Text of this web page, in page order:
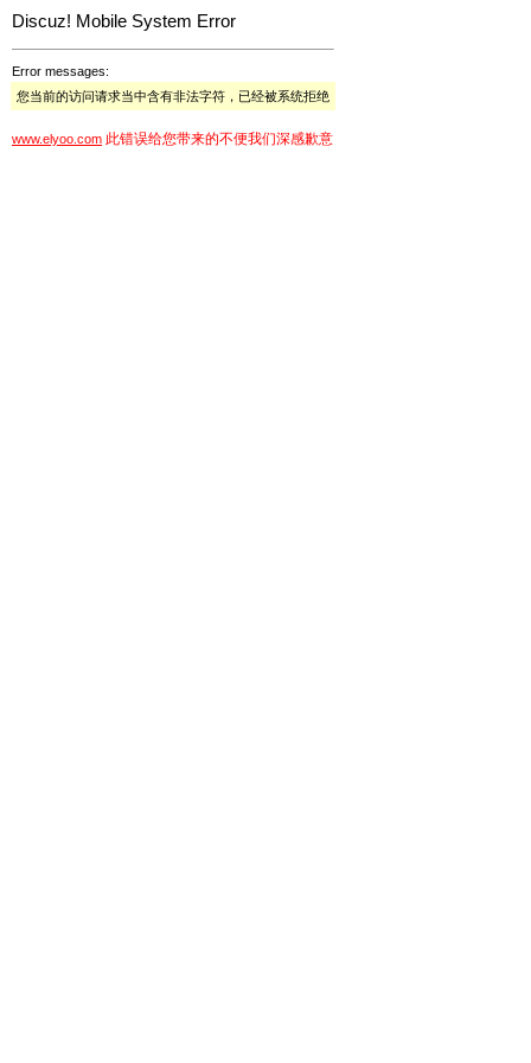
Discuz! Mobile System Error
Error messages:
您当前的访问请求当中含有非法字符，已经被系统拒绝
www.elyoo.com 此错误给您带来的不便我们深感歉意